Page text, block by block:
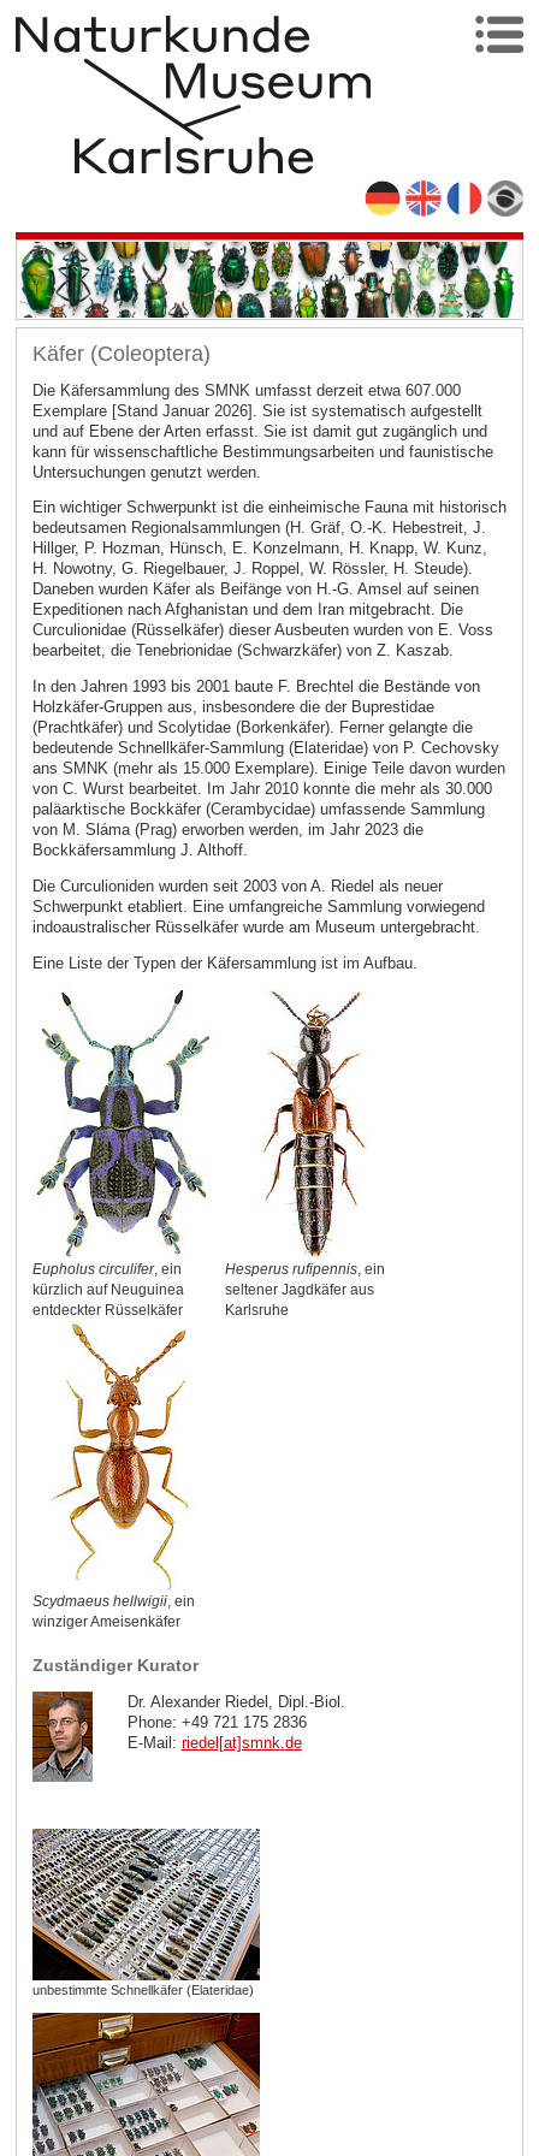
Käfer (Coleoptera)
Die Käfersammlung des SMNK umfasst derzeit etwa 607.000
Exemplare [Stand Januar 2026]. Sie ist systematisch aufgestellt
und auf Ebene der Arten erfasst. Sie ist damit gut zugänglich und
kann für wissenschaftliche Bestimmungsarbeiten und faunistische
Untersuchungen genutzt werden.
Ein wichtiger Schwerpunkt ist die einheimische Fauna mit historisch
bedeutsamen Regionalsammlungen (H. Gräf, O.-K. Hebestreit, J.
Hillger, P. Hozman, Hünsch, E. Konzelmann, H. Knapp, W. Kunz,
H. Nowotny, G. Riegelbauer, J. Roppel, W. Rössler, H. Steude).
Daneben wurden Käfer als Beifänge von H.-G. Amsel auf seinen
Expeditionen nach Afghanistan und dem Iran mitgebracht. Die
Curculionidae (Rüsselkäfer) dieser Ausbeuten wurden von E. Voss
bearbeitet, die Tenebrionidae (Schwarzkäfer) von Z. Kaszab.
In den Jahren 1993 bis 2001 baute F. Brechtel die Bestände von
Holzkäfer-Gruppen aus, insbesondere die der Buprestidae
(Prachtkäfer) und Scolytidae (Borkenkäfer). Ferner gelangte die
bedeutende Schnellkäfer-Sammlung (Elateridae) von P. Cechovsky
ans SMNK (mehr als 15.000 Exemplare). Einige Teile davon wurden
von C. Wurst bearbeitet. Im Jahr 2010 konnte die mehr als 30.000
paläarktische Bockkäfer (Cerambycidae) umfassende Sammlung
von M. Sláma (Prag) erworben werden, im Jahr 2023 die
Bockkäfersammlung J. Althoff.
Die Curculioniden wurden seit 2003 von A. Riedel als neuer
Schwerpunkt etabliert. Eine umfangreiche Sammlung vorwiegend
indoaustralischer Rüsselkäfer wurde am Museum untergebracht.
Eine Liste der Typen der Käfersammlung ist im Aufbau.
Eupholus circulifer, ein
kürzlich auf Neuguinea
entdeckter Rüsselkäfer
Hesperus rufipennis, ein
seltener Jagdkäfer aus
Karlsruhe
Scydmaeus hellwigii, ein
winziger Ameisenkäfer
Zuständiger Kurator
Dr. Alexander Riedel, Dipl.-Biol.
Phone: +49 721 175 2836
E-Mail: riedel[at]smnk.de
unbestimmte Schnellkäfer (Elateridae)